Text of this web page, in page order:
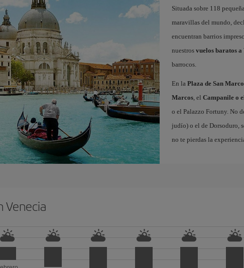
Situada sobre 118
maravillas del mundo,
encuentran barrios
nuestros vuelos baratos a
barrocos.
En la Plaza de San
Marcos, el Campanile o
o el Palazzo Fortuny. No
judío) o el de Dorsoduro,
no te pierdas la
Venecia